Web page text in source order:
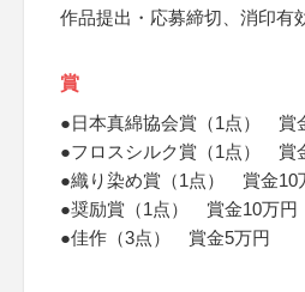
作品提出・応募締切、消印有
賞
●日本真綿協会賞（1点） 賞
●フロスシルク賞（1点） 賞
●織り染め賞（1点） 賞金10
●奨励賞（1点） 賞金10万円
●佳作（3点） 賞金5万円